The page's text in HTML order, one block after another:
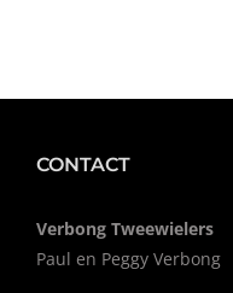
CONTACT
Verbong Tweewielers
Paul en Peggy Verbong